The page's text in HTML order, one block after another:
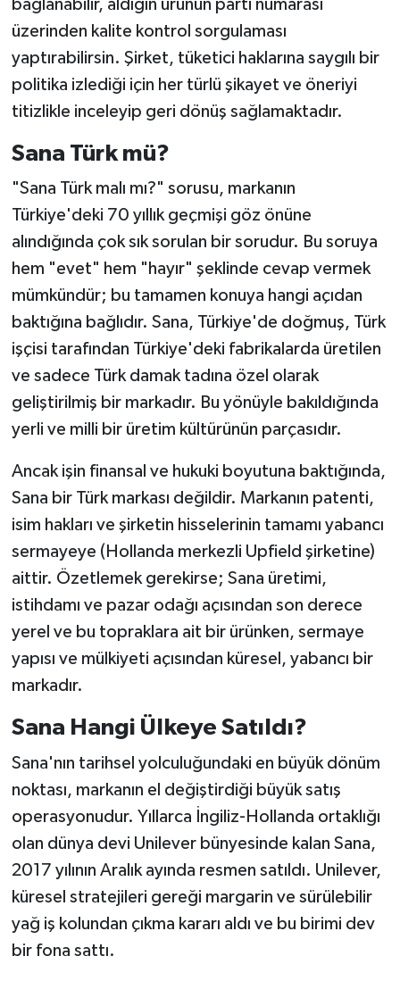
bağlanabilir, aldığın ürünün parti numarası
üzerinden kalite kontrol sorgulaması
yaptırabilirsin. Şirket, tüketici haklarına saygılı bir
politika izlediği için her türlü şikayet ve öneriyi
titizlikle inceleyip geri dönüş sağlamaktadır.
Sana Türk mü?
"Sana Türk malı mı?" sorusu, markanın
Türkiye'deki 70 yıllık geçmişi göz önüne
alındığında çok sık sorulan bir sorudur. Bu soruya
hem "evet" hem "hayır" şeklinde cevap vermek
mümkündür; bu tamamen konuya hangi açıdan
baktığına bağlıdır. Sana, Türkiye'de doğmuş, Türk
işçisi tarafından Türkiye'deki fabrikalarda üretilen
ve sadece Türk damak tadına özel olarak
geliştirilmiş bir markadır. Bu yönüyle bakıldığında
yerli ve milli bir üretim kültürünün parçasıdır.
Ancak işin finansal ve hukuki boyutuna baktığında,
Sana bir Türk markası değildir. Markanın patenti,
isim hakları ve şirketin hisselerinin tamamı yabancı
sermayeye (Hollanda merkezli Upfield şirketine)
aittir. Özetlemek gerekirse; Sana üretimi,
istihdamı ve pazar odağı açısından son derece
yerel ve bu topraklara ait bir ürünken, sermaye
yapısı ve mülkiyeti açısından küresel, yabancı bir
markadır.
Sana Hangi Ülkeye Satıldı?
Sana'nın tarihsel yolculuğundaki en büyük dönüm
noktası, markanın el değiştirdiği büyük satış
operasyonudur. Yıllarca İngiliz-Hollanda ortaklığı
olan dünya devi Unilever bünyesinde kalan Sana,
2017 yılının Aralık ayında resmen satıldı. Unilever,
küresel stratejileri gereği margarin ve sürülebilir
yağ iş kolundan çıkma kararı aldı ve bu birimi dev
bir fona sattı.